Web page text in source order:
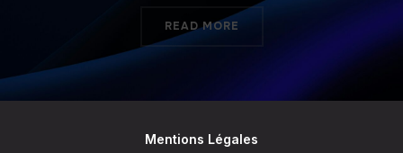
READ MORE
Mentions Légales